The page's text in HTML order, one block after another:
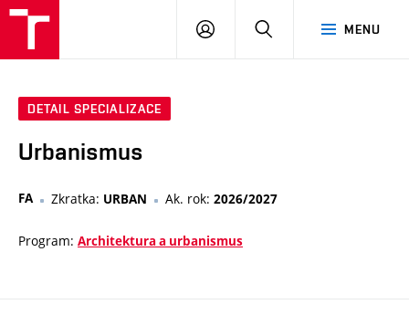
MENU
PŘIHLÁSIT
DETAIL SPECIALIZACE
Urbanismus
FA Zkratka: URBAN Ak. rok: 2026/2027
Program: Architektura a urbanismus